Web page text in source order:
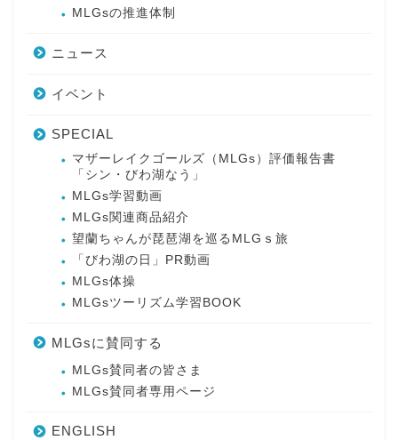
MLGsの推進体制
ニュース
イベント
SPECIAL
マザーレイクゴールズ（MLGs）評価報告書
「シン・びわ湖なう」
MLGs学習動画
MLGs関連商品紹介
望蘭ちゃんが琵琶湖を巡るMLGｓ旅
「びわ湖の日」PR動画
MLGs体操
MLGsツーリズム学習BOOK
MLGsに賛同する
MLGs賛同者の皆さま
MLGs賛同者専用ページ
ENGLISH